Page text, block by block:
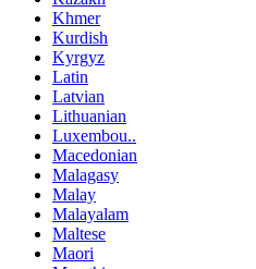
Khmer
Kurdish
Kyrgyz
Latin
Latvian
Lithuanian
Luxembou..
Macedonian
Malagasy
Malay
Malayalam
Maltese
Maori